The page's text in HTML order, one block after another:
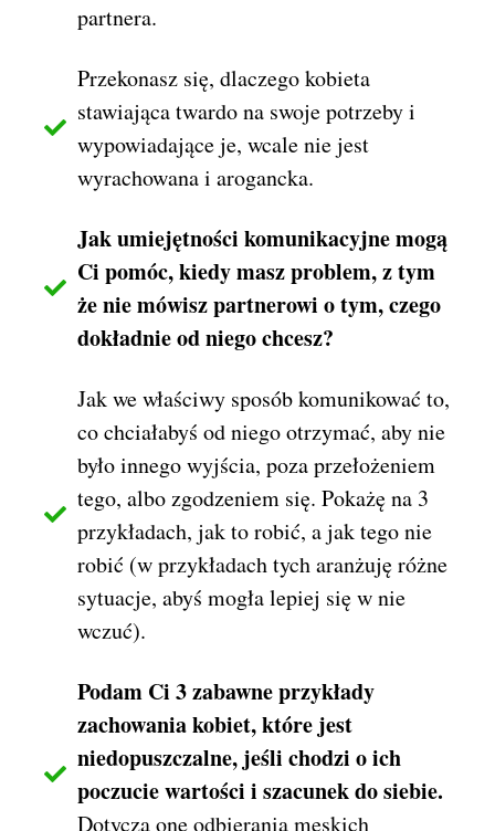
partnera.
Przekonasz się, dlaczego kobieta
stawiająca twardo na swoje potrzeby i
wypowiadające je, wcale nie jest
wyrachowana i arogancka.
Jak umiejętności komunikacyjne mogą
Ci pomóc, kiedy masz problem, z tym
że nie mówisz partnerowi o tym, czego
dokładnie od niego chcesz?
Jak we właściwy sposób komunikować to,
co chciałabyś od niego otrzymać, aby nie
było innego wyjścia, poza przełożeniem
tego, albo zgodzeniem się. Pokażę na 3
przykładach, jak to robić, a jak tego nie
robić (w przykładach tych aranżuję różne
sytuacje, abyś mogła lepiej się w nie
wczuć).
Podam Ci 3 zabawne przykłady
zachowania kobiet, które jest
niedopuszczalne, jeśli chodzi o ich
poczucie wartości i szacunek do siebie.
Dotyczą one odbierania męskich